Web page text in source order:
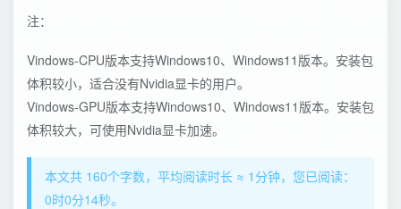
注：
Vindows-CPU版本支持Windows10、Windows11版本。安装包
体积较小，适合没有Nvidia显卡的用户。
Vindows-GPU版本支持Windows10、Windows11版本。安装包
体积较大，可使用Nvidia显卡加速。
本文共 160个字数，平均阅读时长 ≈ 1分钟，您已阅读：
0时0分14秒。